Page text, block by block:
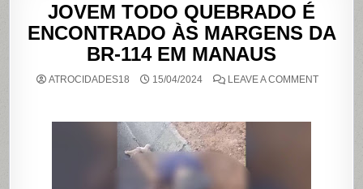
JOVEM TODO QUEBRADO É
ENCONTRADO ÀS MARGENS DA
BR-114 EM MANAUS
ATROCIDADES18 15/04/2024 LEAVE A COMMENTON